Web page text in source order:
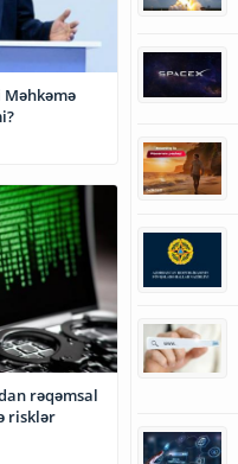
Məhkəmə
rəqəmsal
risklər